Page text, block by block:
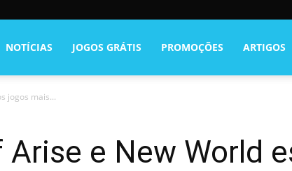
NOTÍCIAS JOGOS GRÁTIS PROMOÇÕES ARTIGOS
jogos mais...
Arise e New World